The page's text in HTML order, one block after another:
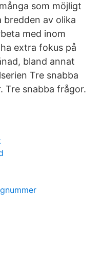
som möjligt
av olika
med inom
extra fokus på
bland annat
Tre snabba
Tre snabba frågor.